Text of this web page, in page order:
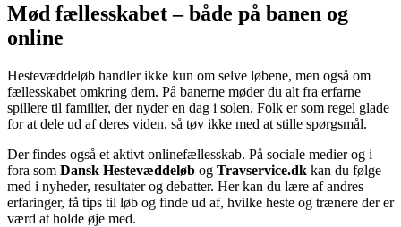
Mød fællesskabet – både på banen og
online
Hestevæddeløb handler ikke kun om selve løbene, men også om
fællesskabet omkring dem. På banerne møder du alt fra erfarne
spillere til familier, der nyder en dag i solen. Folk er som regel glade
for at dele ud af deres viden, så tøv ikke med at stille spørgsmål.
Der findes også et aktivt onlinefællesskab. På sociale medier og i
fora som Dansk Hestevæddeløb og Travservice.dk kan du følge
med i nyheder, resultater og debatter. Her kan du lære af andres
erfaringer, få tips til løb og finde ud af, hvilke heste og trænere der er
værd at holde øje med.